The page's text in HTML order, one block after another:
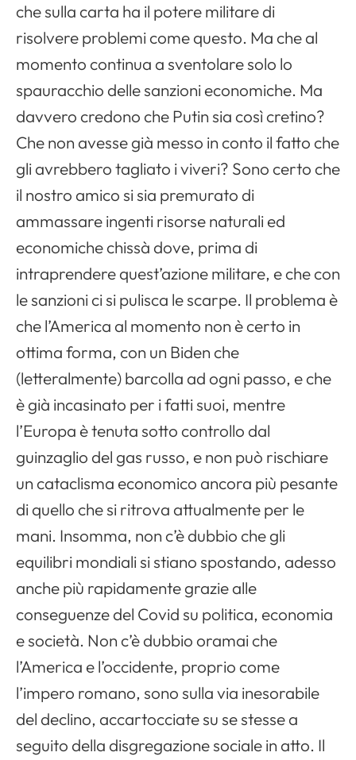
che sulla carta ha il potere militare di
risolvere problemi come questo. Ma che al
momento continua a sventolare solo lo
spauracchio delle sanzioni economiche. Ma
davvero credono che Putin sia così cretino?
Che non avesse già messo in conto il fatto che
gli avrebbero tagliato i viveri? Sono certo che
il nostro amico si sia premurato di
ammassare ingenti risorse naturali ed
economiche chissà dove, prima di
intraprendere quest’azione militare, e che con
le sanzioni ci si pulisca le scarpe. Il problema è
che l’America al momento non è certo in
ottima forma, con un Biden che
(letteralmente) barcolla ad ogni passo, e che
è già incasinato per i fatti suoi, mentre
l’Europa è tenuta sotto controllo dal
guinzaglio del gas russo, e non può rischiare
un cataclisma economico ancora più pesante
di quello che si ritrova attualmente per le
mani. Insomma, non c’è dubbio che gli
equilibri mondiali si stiano spostando, adesso
anche più rapidamente grazie alle
conseguenze del Covid su politica, economia
e società. Non c’è dubbio oramai che
l’America e l’occidente, proprio come
l’impero romano, sono sulla via inesorabile
del declino, accartocciate su se stesse a
seguito della disgregazione sociale in atto. Il
Apri il menu di navigazione